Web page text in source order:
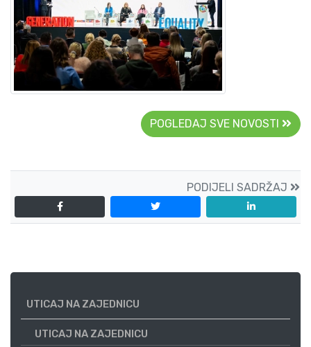
POGLEDAJ SVE NOVOSTI
PODIJELI SADRŽAJ
UTICAJ NA ZAJEDNICU
UTICAJ NA ZAJEDNICU